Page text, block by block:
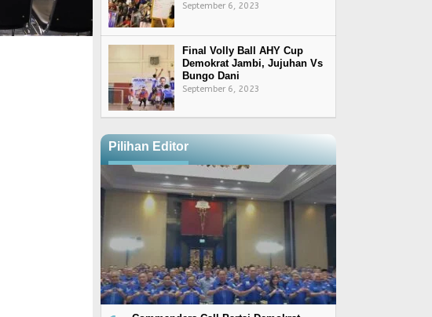
September 6, 2023
Final Volly Ball AHY Cup
Demokrat Jambi, Jujuhan Vs
Bungo Dani
September 6, 2023
Pilihan Editor